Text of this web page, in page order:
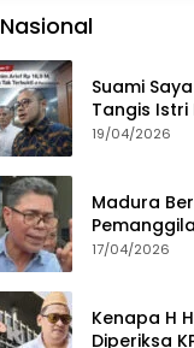
Nasional
Suami
Tangis Istri
Nadiem
19/04/2026
Madura
17/04/2026
Kenapa H
Diperiksa